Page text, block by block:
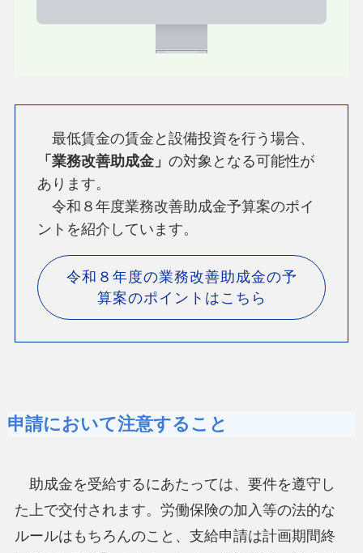
最低賃金の賃金と設備投資を行う場合、
「業務改善助成金」 の対象となる可能性が
あります。
令和８年度業務改善助成金予算案のポイ
ントを紹介しています。
令和８年度の業務改善助成金の予
算案のポイントはこちら
申請において注意すること
助成金を受給するにあたっては、要件を遵守し
た上で交付されます。労働保険の加入等の法的な
ルールはもちろんのこと、支給申請は計画期間終